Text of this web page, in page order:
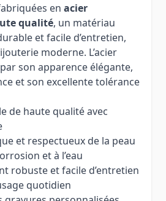
en acier
qualité, un matériau
et facile d’entretien,
moderne. L’acier
son apparence élégante,
et son excellente tolérance
de haute qualité avec
et respectueux de la peau
et à l’eau
robuste et facile d’entretien
quotidien